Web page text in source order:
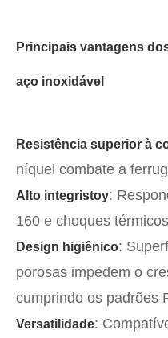
Principais vantagens
aço inoxidável
Resistência superior à
níquel combate a
Alto integristoy:
160 e choques
Design higiênico:
porosas impedem o
cumprindo os padrões
Versatilidade: